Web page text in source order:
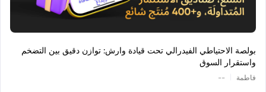
بولصة الاحتياطي الفيدرالي تحت قيادة وارش: توازن دقيق بين التضخم
واستقرار السوق
فاطمة --